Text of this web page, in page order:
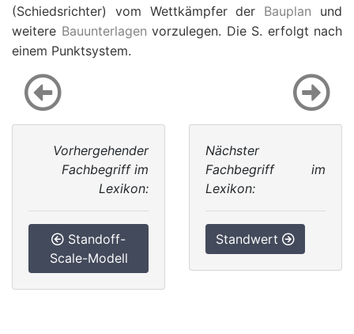
(Schiedsrichter) vom Wettkämpfer der Bauplan und
weitere Bauunterlagen vorzulegen. Die S. erfolgt nach
einem Punktsystem.
Vorhergehender
Fachbegriff im
Lexikon:
Standoff-
Scale-Modell
Nächster
Fachbegriff im
Lexikon:
Standwert